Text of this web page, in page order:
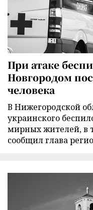
При атаке
Новгородом
человека
В Нижегородской
украинского
мирных жителей, в
сообщил глава